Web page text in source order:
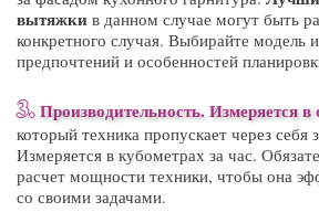
вытяжки в данном случае могут быть
конкретного случая. Выбирайте модель
предпочтений и особенностей
3.Производительность. Измеряется в
который техника пропускает через себя
Измеряется в кубометрах за час.
расчет мощности техники, чтобы она
со своими задачами.